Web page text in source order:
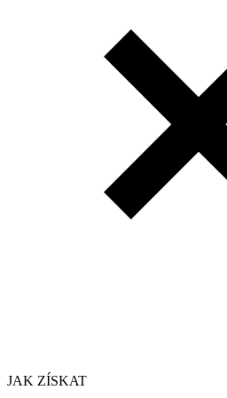
JAK ZÍSKAT